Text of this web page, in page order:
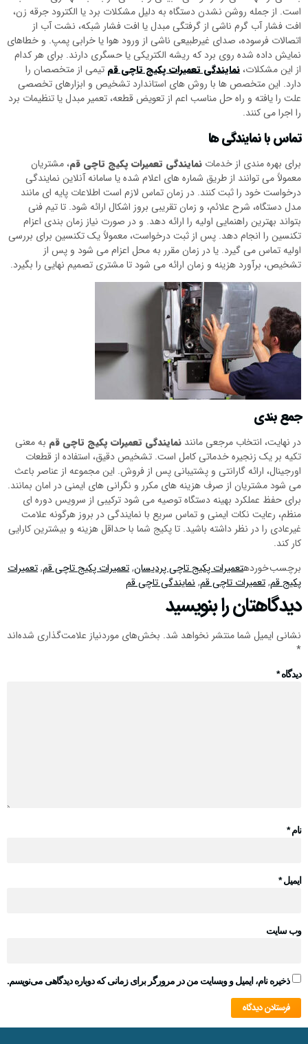
است. از جمله روشن نشدن دستگاه به دلیل مشکلات برد یا الکترود جرقه زن،
افت فشار آب گرم ناشی از گرفتگی مبدل یا افت فشار شبکه، نشت آب از
اتصالات فرسوده، صدای غیرطبیعی ناشی از ورود هوا یا خرابی پمپ. و خطاهای
نمایش داده شده روی برد که ریشه الکتریکی یا حسگری دارند. برای هر کدام
از این مشکلات،نمایندگی تعمیرات پکیج تاچی قم تیمی از متخصصان را
دارد. این متخصص ها با روش های استاندارد تشخیص و ابزارهای تخصصی
علت را یافته و راه حل مناسب اعم از تعویض قطعه، تعمیر مبدل یا تنظیمات برد
را اجرا می کنند.
تماس با نمایندگی ها
برای بهره مندی از خدمات نمایندگی تعمیرات پکیج تاچی قم، مشتریان
معمولاً می توانند از طریق شماره های اعلام شده یا سامانه آنلاین نمایندگی
درخواست خود را ثبت کنند. در زمان تماس لازم است اطلاعات پایه ای مانند
مدل دستگاه، شرح علائم، و زمان تقریبی بروز اشکال ارائه شود. تا تیم فنی
بتواند بهترین راهنمایی اولیه را ارائه دهد. و در صورت نیاز زمان بندی اعزام
تکنسین را انجام دهد. پس از ثبت درخواست، معمولاً یک تکنسین برای بررسی
اولیه تماس می گیرد. یا در زمان مقرر به محل اعزام می شود و پس از
تشخیص، برآورد هزینه و زمان ارائه می شود تا مشتری تصمیم نهایی را بگیرد.
جمع بندی
در نهایت، انتخاب مرجعی مانند نمایندگی تعمیرات پکیج تاچی قم به معنی
تکیه بر یک زنجیره خدماتی کامل است. تشخیص دقیق، استفاده از قطعات
اورجینال، ارائه گارانتی و پشتیبانی پس از فروش. این مجموعه از عناصر باعث
می شود مشتریان از صرف هزینه های مکرر و نگرانی های ایمنی در امان بمانند.
برای حفظ عملکرد بهینه دستگاه توصیه می شود ترکیبی از سرویس دوره ای
منظم، رعایت نکات ایمنی و تماس سریع با نمایندگی در بروز هرگونه علامت
غیرعادی را در نظر داشته باشید. تا پکیج شما با حداقل هزینه و بیشترین کارایی
کار کند.
برچسب خوردهتعمیرات پکیج تاچی پردیسان,تعمیرات پکیج تاچی قم,تعمیرات
پکیج قم,تعمیرات تاچی قم,نمایندگی تاچی قم
دیدگاهتان را بنویسید
نشانی ایمیل شما منتشر نخواهد شد. بخش‌های موردنیاز علامت‌گذاری شده‌اند
*
دیدگاه*
نام*
ایمیل*
وب‌ سایت
ذخیره نام، ایمیل و وبسایت من در مرورگر برای زمانی که دوباره دیدگاهی می‌نویسم.